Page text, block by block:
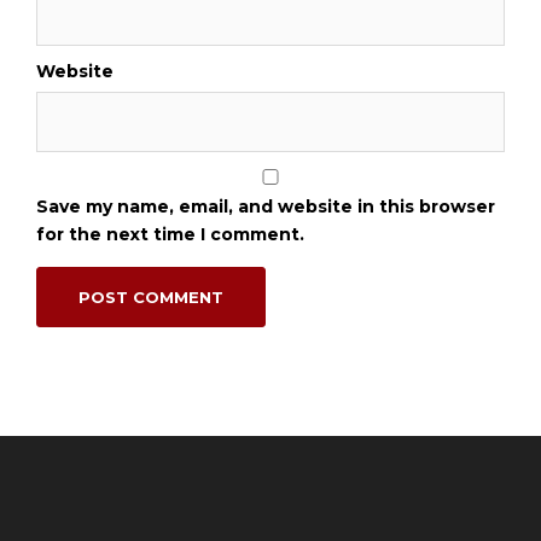
Website
Save my name, email, and website in this browser
for the next time I comment.